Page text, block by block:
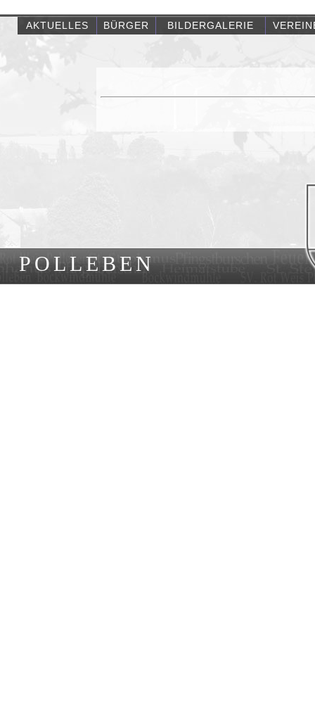
POLLEBEN
AKTUELLES BÜRGER BILDERGALERIE